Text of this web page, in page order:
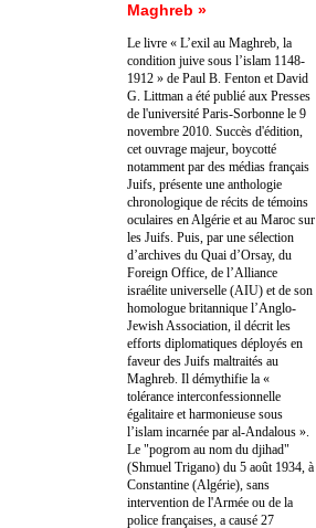
Maghreb »
Le livre « L’exil au Maghreb, la
condition juive sous l’islam 1148-
1912 » de Paul B. Fenton et David
G. Littman a été publié aux Presses
de l'université Paris-Sorbonne le 9
novembre 2010. Succès d'édition,
cet ouvrage majeur, boycotté
notamment par des médias français
Juifs, présente une anthologie
chronologique de récits de témoins
oculaires en Algérie et au Maroc sur
les Juifs. Puis, par une sélection
d’archives du Quai d’Orsay, du
Foreign Office, de l’Alliance
israélite universelle (AIU) et de son
homologue britannique l’Anglo-
Jewish Association, il décrit les
efforts diplomatiques déployés en
faveur des Juifs maltraités au
Maghreb. Il démythifie la «
tolérance interconfessionnelle
égalitaire et harmonieuse sous
l’islam incarnée par al-Andalous ».
Le "pogrom au nom du djihad"
(Shmuel Trigano) du 5 août 1934, à
Constantine (Algérie), sans
intervention de l'Armée ou de la
police françaises, a causé 27